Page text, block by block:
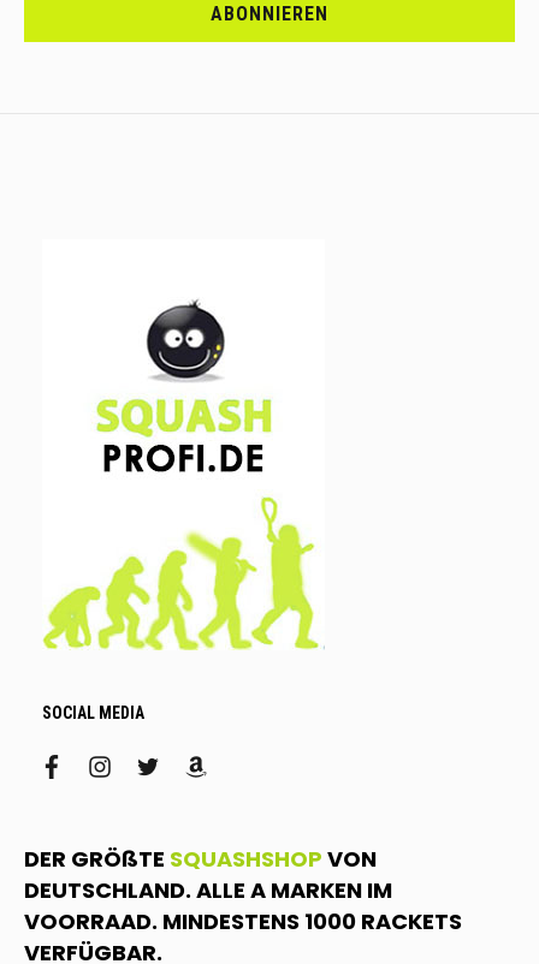
ABONNIEREN
SOCIAL MEDIA
facebookinstagram
twitteramazon
DER GRÖßTE SQUASHSHOP VON
DEUTSCHLAND. ALLE A MARKEN IM
VOORRAAD. MINDESTENS 1000 RACKETS
VERFÜGBAR.